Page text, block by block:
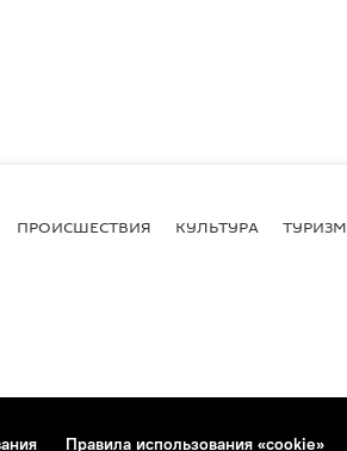
ПРОИСШЕСТВИЯ КУЛЬТУРА ТУРИЗМ
Правила использования «cookie»